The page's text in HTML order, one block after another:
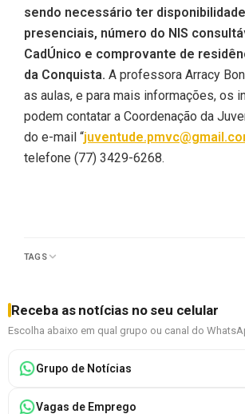
sendo necessário ter
presenciais, número do NIS
CadÚnico e comprovante de
da Conquista. A professora Arracy
as aulas, e para mais informações, os
podem contatar a Coordenação da
do e-mail “
telefone (77) 3429-6268.
TAGS
Receba as notícias no seu celular
Escolha abaixo em qual grupo ou canal do
Grupo de Notícias
Vagas de Emprego